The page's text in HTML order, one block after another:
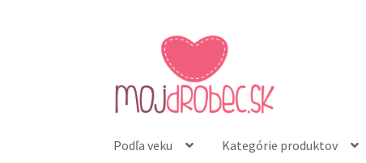
Preskočiť
navigáciu
Preskočiť
obsah
Podľa veku Kategórie produktov